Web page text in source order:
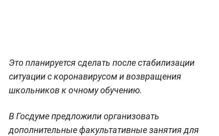
Это планируется сделать после стабилизации
ситуации с коронавирусом и возвращения
школьников к очному обучению.
В Госдуме предложили организовать
дополнительные факультативные занятия для